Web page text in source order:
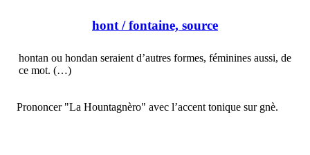
hont/ fontaine, source
hontan ou hondan seraient d’autres formes, féminines aussi, de
ce mot. (…)
Prononcer "La Hountagnèro" avec l’accent tonique sur gnè.